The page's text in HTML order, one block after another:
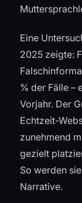
Eine
2025 zeigte:
% der Fälle –
Vorjahr. Der
Echtzeit-
zunehmend
gezielt
So werden
Narrative.